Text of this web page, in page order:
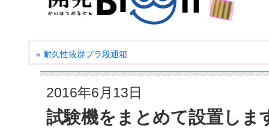
« 耐久性抜群プラ段通箱
2016年6月13日
試験機をまとめて設置しま